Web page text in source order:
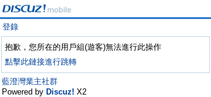
登錄
抱歉，您所在的用戶組(遊客)無法進行此操作
點擊此鏈接進行跳轉
藍澄灣業主社群
Powered by Discuz! X2